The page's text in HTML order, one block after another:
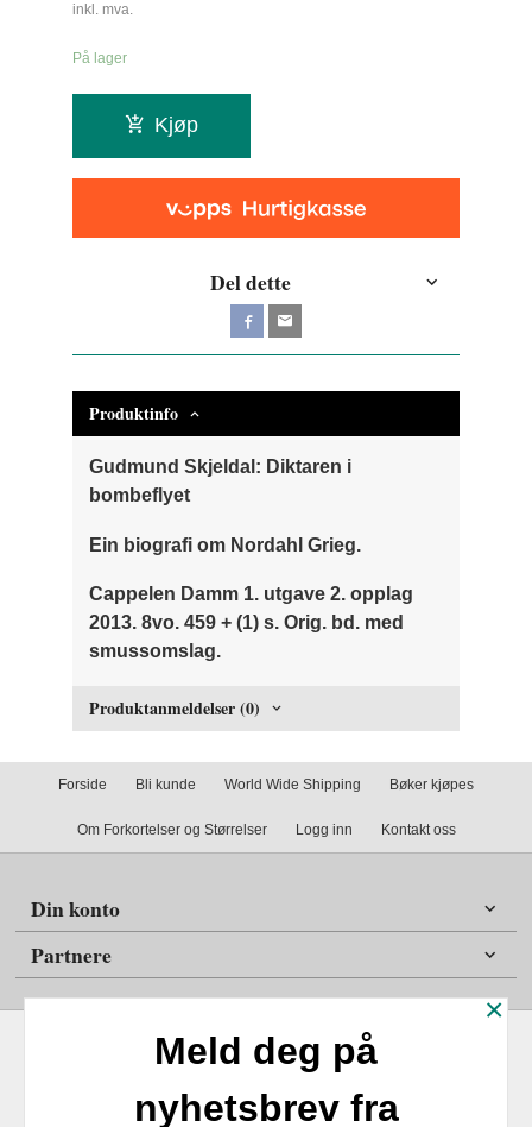
inkl. mva.
På lager
Kjøp
Del dette
Produktinfo
Gudmund Skjeldal: Diktaren i
bombeflyet
Ein biografi om Nordahl Grieg.
Cappelen Damm 1. utgave 2. opplag
2013. 8vo. 459 + (1) s. Orig. bd. med
smussomslag.
Produktanmeldelser (0)
Forside Bli kunde World Wide Shipping Bøker kjøpes
Om Forkortelser og Størrelser Logg inn Kontakt oss
Din konto
Partnere
Kjøpsbetingelser Sikkerhet og personvern
×
Meld deg på
nyhetsbrev fra